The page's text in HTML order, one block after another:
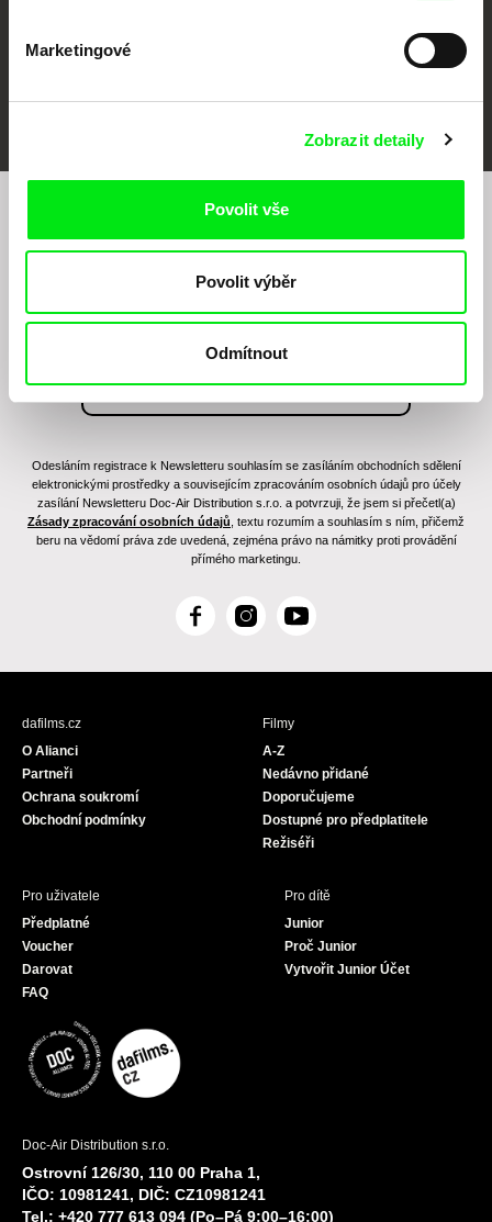
Marketingové
Zobrazit detaily
Povolit vše
Povolit výběr
Odmítnout
filmovém programu?
Odesláním registrace k Newsletteru souhlasím se zasíláním obchodních sdělení
elektronickými prostředky a souvisejícím zpracováním osobních údajů pro účely
zasílání Newsletteru Doc-Air Distribution s.r.o. a potvrzuji, že jsem si přečetl(a)
Zásady zpracování osobních údajů , textu rozumím a souhlasím s ním, přičemž
beru na vědomí práva zde uvedená, zejména právo na námitky proti provádění
přímého marketingu.
F
c
I
s
Y
u
dafilms.cz
O Alianci
Partneři
Ochrana soukromí
Obchodní podmínky
Filmy
A-Z
Nedávno přidané
Doporučujeme
Dostupné pro předplatitele
Režiséři
Pro uživatele
Předplatné
Voucher
Darovat
FAQ
Pro dítě
Junior
Proč Junior
Vytvořit Junior Účet
Doc-Air Distribution s.r.o.
Ostrovní 126/30, 110 00 Praha 1,
IČO: 10981241, DIČ: CZ10981241
Tel.: +420 777 613 094 (Po–Pá 9:00–16:00)